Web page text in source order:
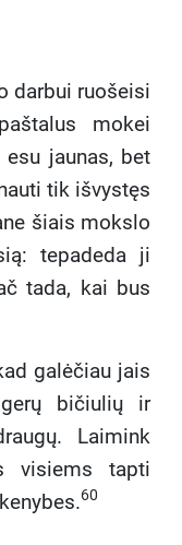
darbui ruošeisi
mokei
jaunas, bet
tik išvystęs
šiais mokslo
tepadeda ji
tada, kai bus
galėčiau jais
bičiulių ir
Laimink
visiems tapti
60